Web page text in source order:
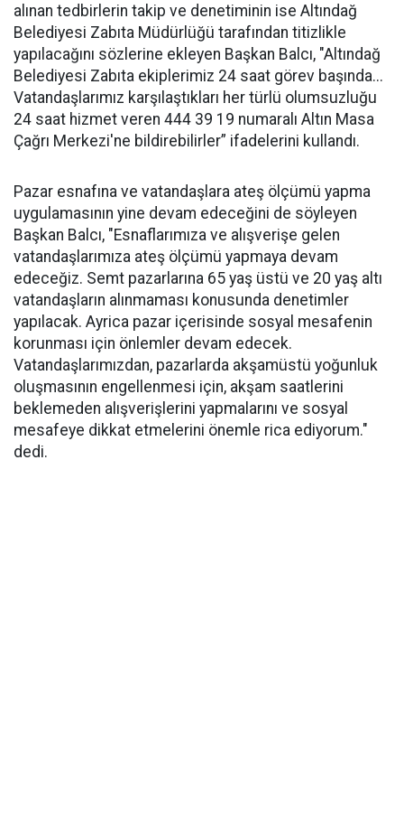
alınan tedbirlerin takip ve denetiminin ise Altındağ
Belediyesi Zabıta Müdürlüğü tarafından titizlikle
yapılacağını sözlerine ekleyen Başkan Balcı, "Altındağ
Belediyesi Zabıta ekiplerimiz 24 saat görev başında...
Vatandaşlarımız karşılaştıkları her türlü olumsuzluğu
24 saat hizmet veren 444 39 19 numaralı Altın Masa
Çağrı Merkezi'ne bildirebilirler” ifadelerini kullandı.
Pazar esnafına ve vatandaşlara ateş ölçümü yapma
uygulamasının yine devam edeceğini de söyleyen
Başkan Balcı, "Esnaflarımıza ve alışverişe gelen
vatandaşlarımıza ateş ölçümü yapmaya devam
edeceğiz. Semt pazarlarına 65 yaş üstü ve 20 yaş altı
vatandaşların alınmaması konusunda denetimler
yapılacak. Ayrica pazar içerisinde sosyal mesafenin
korunması için önlemler devam edecek.
Vatandaşlarımızdan, pazarlarda akşamüstü yoğunluk
oluşmasının engellenmesi için, akşam saatlerini
beklemeden alışverişlerini yapmalarını ve sosyal
mesafeye dikkat etmelerini önemle rica ediyorum."
dedi.